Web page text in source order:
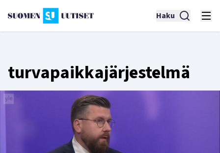
Haku
turvapaikkajärjestelmä